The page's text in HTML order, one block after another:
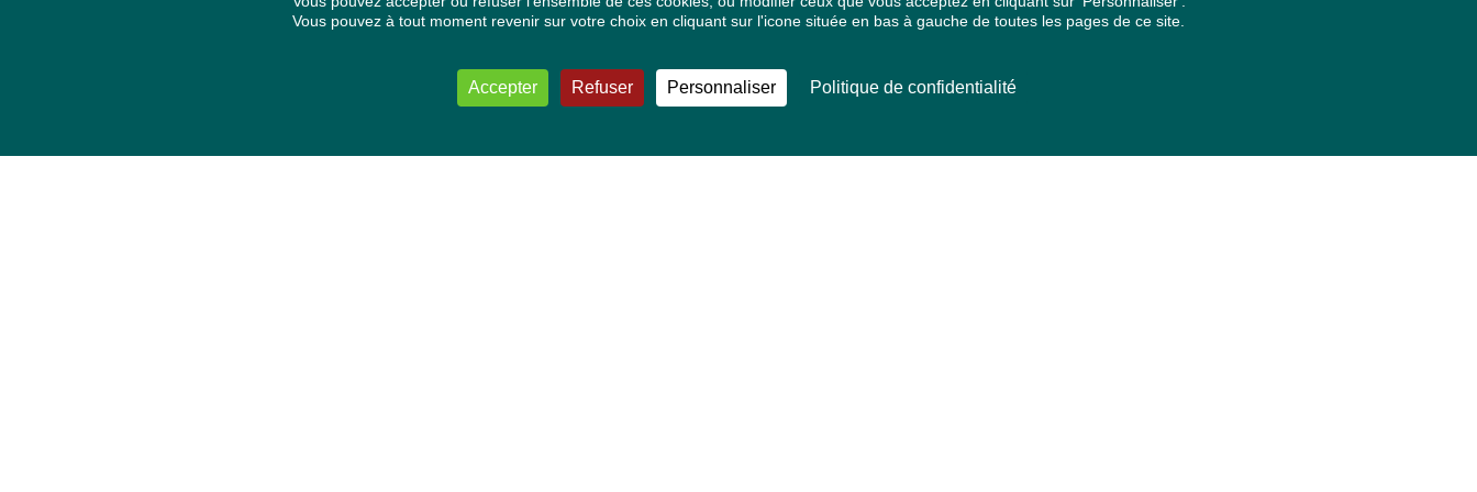
Vous pouvez à tout moment revenir sur votre choix en cliquant sur l'icone située en bas à gauche de toutes les pages de ce site.
Accepter Refuser Personnaliser Politique de confidentialité